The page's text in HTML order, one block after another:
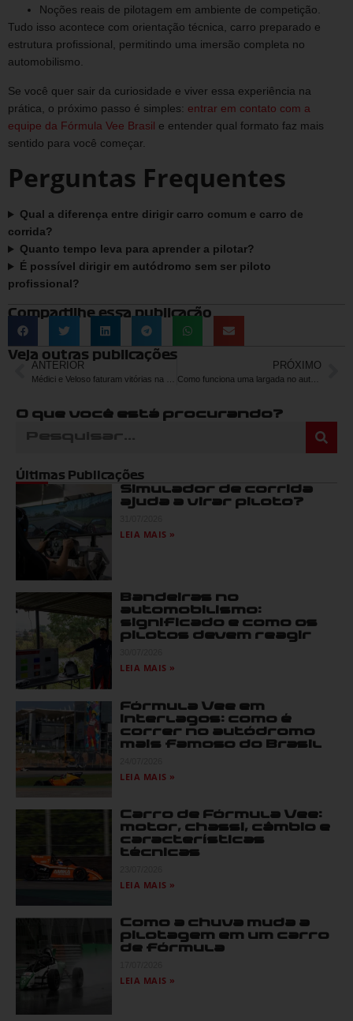
Noções reais de pilotagem em ambiente de competição.
Tudo isso acontece com orientação técnica, carro preparado e
estrutura profissional, permitindo uma imersão completa no
automobilismo.
Se você quer sair da curiosidade e viver essa experiência na
prática, o próximo passo é simples: entrar em contato com a
equipe da Fórmula Vee Brasil e entender qual formato faz mais
sentido para você começar.
Perguntas Frequentes
Qual a diferença entre dirigir carro comum e carro de
corrida?
Quanto tempo leva para aprender a pilotar?
É possível dirigir em autódromo sem ser piloto
profissional?
Compartilhe essa publicação
Veja outras publicações
ANTERIOR PRÓXIMO
Como funciona uma largada no automobilismo?
O que você está procurando?
Últimas Publicações
Simulador de corrida
ajuda a virar piloto?
LEIA MAIS »
Bandeiras no
automobilismo:
significado e como os
pilotos devem reagir
LEIA MAIS »
Fórmula Vee em
Interlagos: como é
correr no autódromo
mais famoso do Brasil
LEIA MAIS »
Carro de Fórmula Vee:
motor, chassi, câmbio e
características
técnicas
LEIA MAIS »
Como a chuva muda a
pilotagem em um carro
de fórmula
LEIA MAIS »